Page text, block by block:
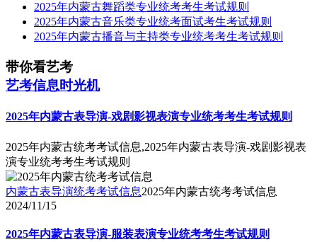
2025年内蒙古舞蹈类专业统考考生考试规则
2025年内蒙古音乐类专业统考面试考生考试规则
2025年内蒙古播音与主持类专业统考考生考试规则
带你看艺考
艺考信息时光机
2025年内蒙古表导演-戏剧影视表演专业统考考生考试规则
2025年内蒙古统考考试信息,2025年内蒙古表导演-戏剧影视表
演专业统考考生考试规则
内蒙古表导演统考考试信息2025年内蒙古统考考试信息
2024/11/15
2025年内蒙古表导演-服装表演专业统考考生考试规则